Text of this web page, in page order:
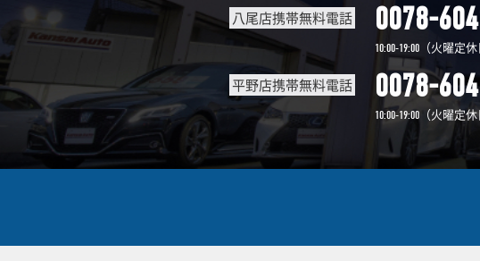
八尾店携帯無料電話 0078-
10:00-19:00 （火曜定
平野店携帯無料電話 0078-
10:00-19:00 （火曜定休